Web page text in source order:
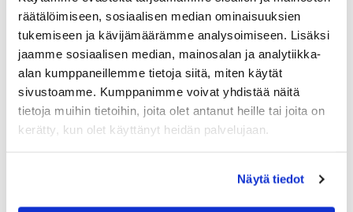
räätälöimiseen, sosiaalisen median ominaisuuksien
tukemiseen ja kävijämäärämme analysoimiseen. Lisäksi
jaamme sosiaalisen median, mainosalan ja analytiikka-
alan kumppaneillemme tietoja siitä, miten käytät
sivustoamme. Kumppanimme voivat yhdistää näitä
tietoja muihin tietoihin, joita olet antanut heille tai joita on
kerätty, kun olet käyttänyt heidän palvelujaan.
Näytä tiedot